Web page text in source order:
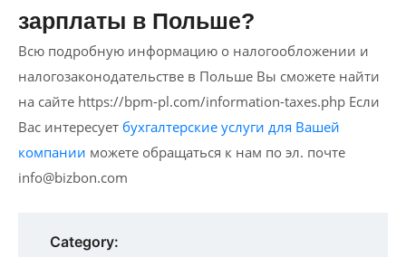
зарплаты в Польше?
Всю подробную информацию о налогообложении и
налогозаконодательстве в Польше Вы сможете найти
на сайте https://bpm-pl.com/information-taxes.php Если
Вас интересует бухгалтерские услуги для Вашей
компании можете обращаться к нам по эл. почте
info@bizbon.com
Category: